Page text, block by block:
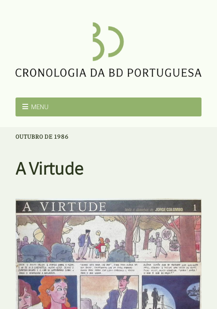
MENU
OUTUBRO DE 1986
A Virtude